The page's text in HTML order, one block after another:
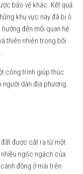
bảo vệ khác. Kết quả
khu vực này đã bị ô
đến mối quan hệ
thiên nhiên trong bối
công trình giúp thúc
người dân địa phương.
được cắt ra từ một
ngóc ngách của
đồng ở mái trên